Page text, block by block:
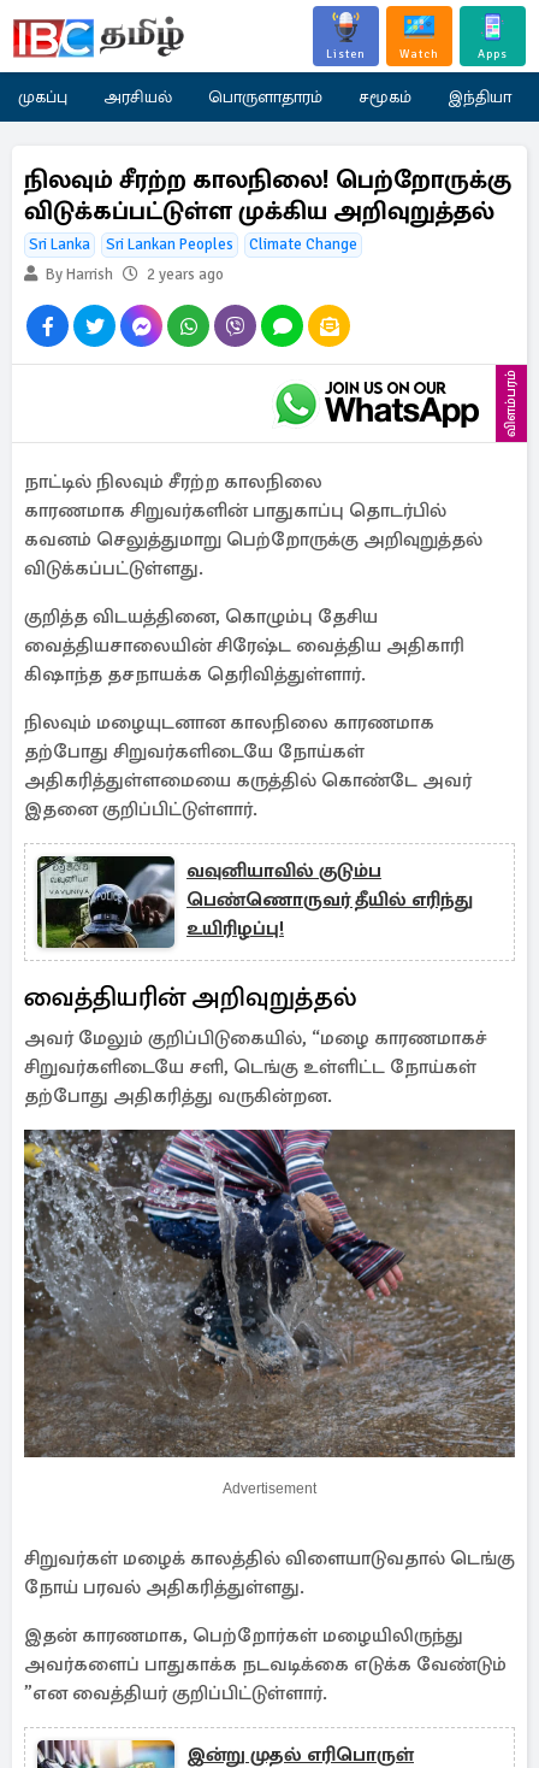
Listen Watch Apps
முகப்பு அரசியல் பொருளாதாரம் சமூகம் இந்தியா
நிலவும் சீரற்ற காலநிலை! பெற்றோருக்கு
விடுக்கப்பட்டுள்ள முக்கிய அறிவுறுத்தல்
Sri Lanka Sri Lankan Peoples
Climate Change
By Harrish
2 years ago
விளம்பரம்
நாட்டில் நிலவும் சீரற்ற காலநிலை
காரணமாக சிறுவர்களின் பாதுகாப்பு தொடர்பில்
கவனம் செலுத்துமாறு பெற்றோருக்கு அறிவுறுத்தல்
விடுக்கப்பட்டுள்ளது.
குறித்த விடயத்தினை, கொழும்பு தேசிய
வைத்தியசாலையின் சிரேஷ்ட வைத்திய அதிகாரி
கிஷாந்த தசநாயக்க தெரிவித்துள்ளார்.
நிலவும் மழையுடனான காலநிலை காரணமாக
தற்போது சிறுவர்களிடையே நோய்கள்
அதிகரித்துள்ளமையை கருத்தில் கொண்டே அவர்
இதனை குறிப்பிட்டுள்ளார்.
வவுனியாவில் குடும்ப
பெண்ணொருவர் தீயில் எரிந்து
உயிரிழப்பு!
வைத்தியரின் அறிவுறுத்தல்
அவர் மேலும் குறிப்பிடுகையில், “மழை காரணமாகச்
சிறுவர்களிடையே சளி, டெங்கு உள்ளிட்ட நோய்கள்
தற்போது அதிகரித்து வருகின்றன.
Advertisement
சிறுவர்கள் மழைக் காலத்தில் விளையாடுவதால் டெங்கு
நோய் பரவல் அதிகரித்துள்ளது.
இதன் காரணமாக, பெற்றோர்கள் மழையிலிருந்து
அவர்களைப் பாதுகாக்க நடவடிக்கை எடுக்க வேண்டும்
”என வைத்தியர் குறிப்பிட்டுள்ளார்.
இன்று முதல் எரிபொருள்